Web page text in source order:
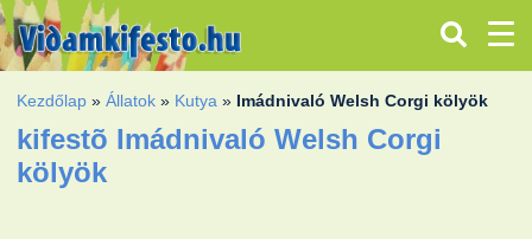
Kezdőlap »Állatok » Kutya » Imádnivaló Welsh Corgi kölyök
kifestõ Imádnivaló Welsh Corgi
kölyök